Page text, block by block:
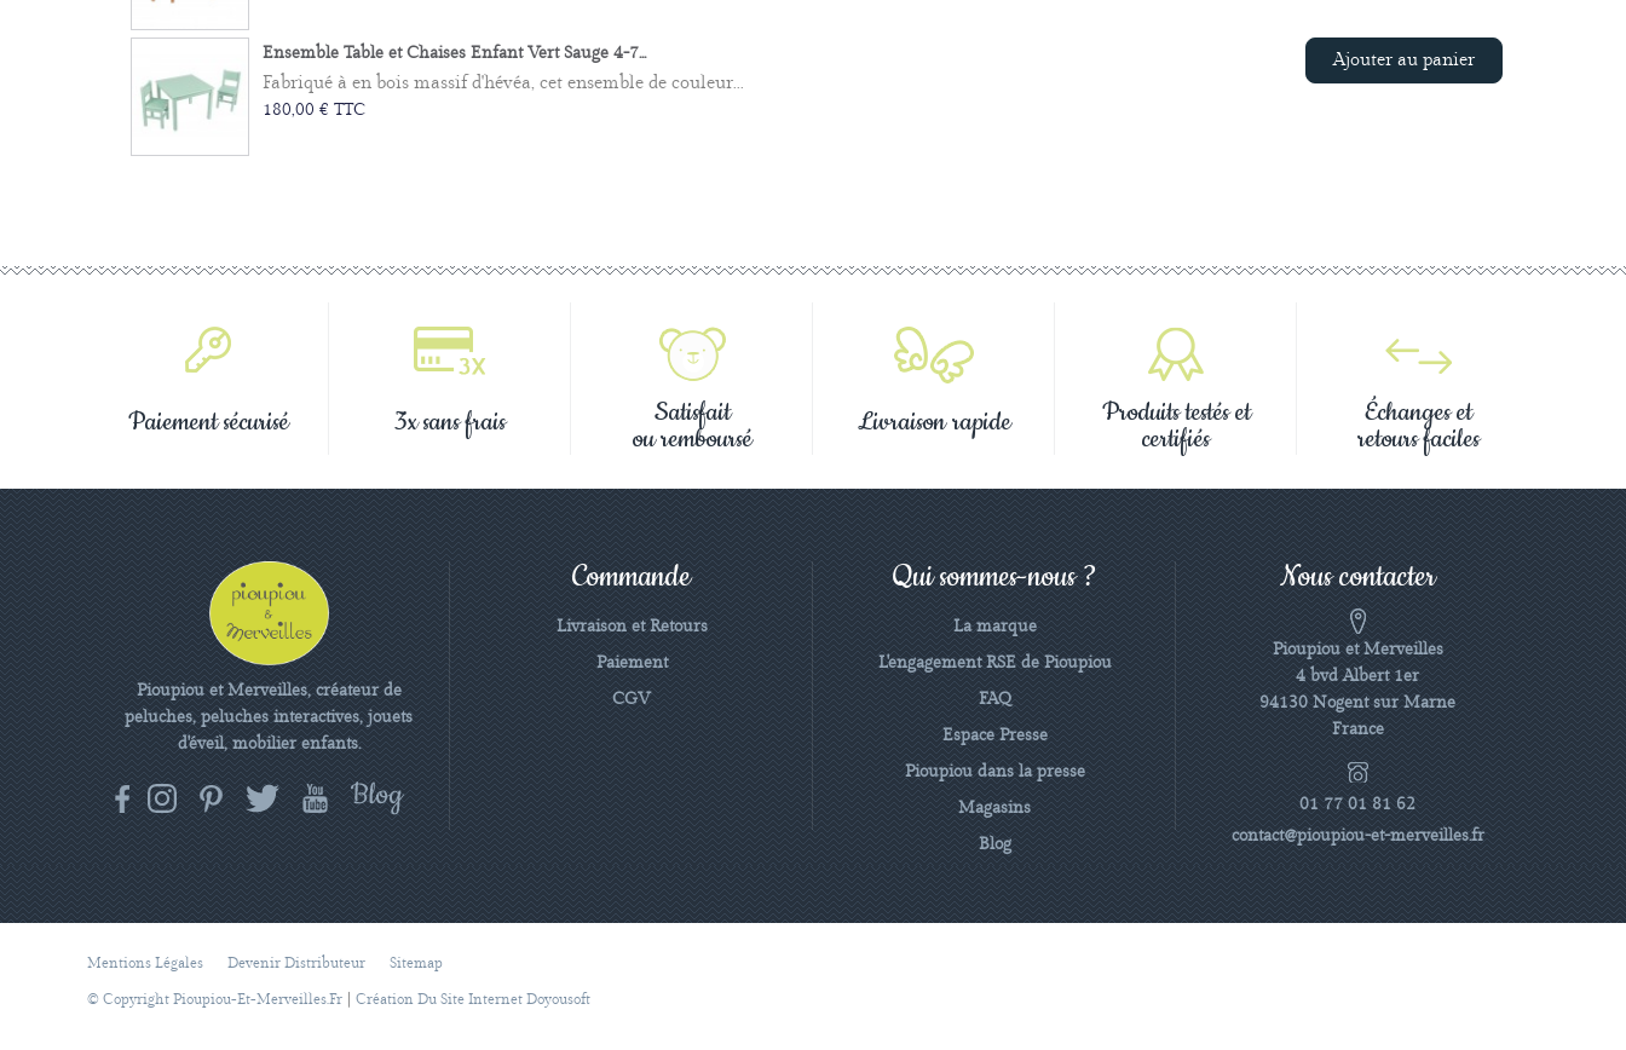
Ensemble Table et Chaises Enfant Vert Sauge 4-7...
Fabriqué à en bois massif d'hévéa, cet ensemble de couleur...
180,00 € TTC
Ajouter au panier
Paiement sécurisé 3x sans frais Satisfait
ou remboursé Livraison rapide Produits testés et
certifiés
Échanges et
retours faciles
Pioupiou et Merveilles, créateur de
peluches, peluches interactives, jouets
d'éveil, mobilier enfants.
Commande
Livraison et Retours
Paiement
CGV
Qui sommes-nous ?
La marque
L'engagement RSE de Pioupiou
FAQ
Espace Presse
Pioupiou dans la presse
Magasins
Blog
Nous contacter
Pioupiou et Merveilles
4 bvd Albert 1er
94130 Nogent sur Marne
France
01 77 01 81 62
contact@pioupiou-et-merveilles.fr
Mentions Légales Devenir Distributeur
Sitemap
© Copyright Pioupiou-Et-Merveilles.fr
Création Du Site Internet Doyousoft